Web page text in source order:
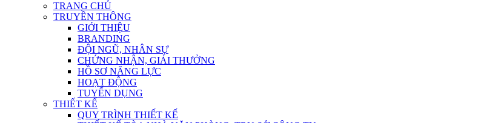
TRANG CHỦ
TRUYỀN THÔNG
GIỚI THIỆU
BRANDING
ĐỘI NGŨ, NHÂN SỰ
CHỨNG NHẬN, GIẢI THƯỞNG
HỒ SƠ NĂNG LỰC
HOẠT ĐỘNG
TUYỂN DỤNG
THIẾT KẾ
QUY TRÌNH THIẾT KẾ